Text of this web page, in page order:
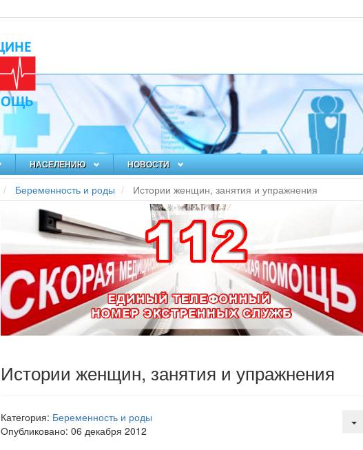
НАСЕЛЕНИЮ НОВОСТИ
Беременность и роды Истории женщин, занятия и упражнения
Истории женщин, занятия и упражнения
Категория: Беременность и роды
Опубликовано: 06 декабря 2012